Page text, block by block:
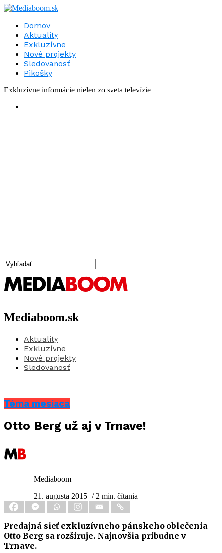
Domov
Aktuality
Exkluzívne
Nové projekty
Sledovanosť
Pikošky
Exkluzívne informácie nielen zo sveta televízie
Mediaboom.sk
Aktuality
Exkluzívne
Nové projekty
Sledovanosť
Téma mesiaca
Otto Berg už aj v Trnave!
Mediaboom
21. augusta 2015 / 2 min. čítania
Predajná sieť exkluzívneho pánskeho oblečenia
Otto Berg sa rozširuje. Najnovšia pribudne v
Trnave.